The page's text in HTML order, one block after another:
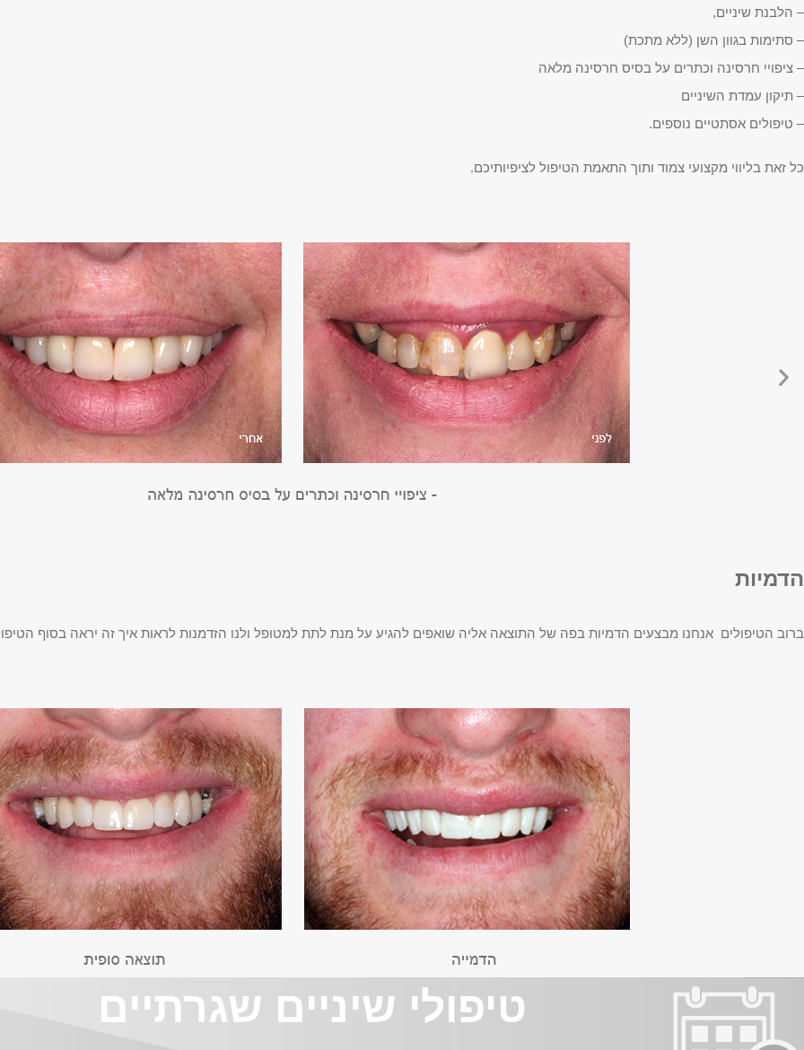
– הלבנת שיניים,
– סתימות בגוון השן (ללא מתכת)
– ציפויי חרסינה וכתרים על בסיס חרסינה מלאה
– תיקון עמדת השיניים
– טיפולים אסתטיים נוספים.
כל זאת בליווי מקצועי צמוד ותוך התאמת הטיפול לציפיותיכם.
הדמיות
ברוב הטיפולים אנחנו מבצעים הדמיות בפה של התוצאה אליה שואפים להגיע על מנת לתת למטופל ולנו הזדמנות לראות איך זה יראה בסוף
טיפולי שיניים שגרתיים